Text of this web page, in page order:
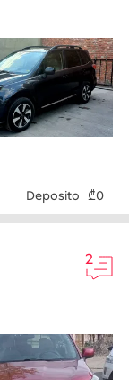
Deposito ₾0
2